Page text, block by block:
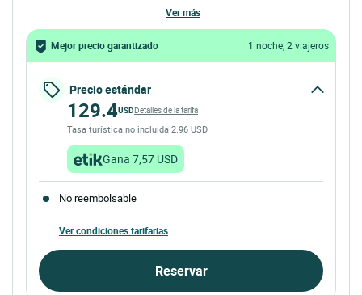
ver más
Mejor precio garantizado 1 noche, 2 viajeros
Precio estándar
129.4USDDetalles de la tarifa
Tasa turística no incluida 2.96 USD
Gana 7,57 USD
No reembolsable
Ver condiciones tarifarias
Reservar